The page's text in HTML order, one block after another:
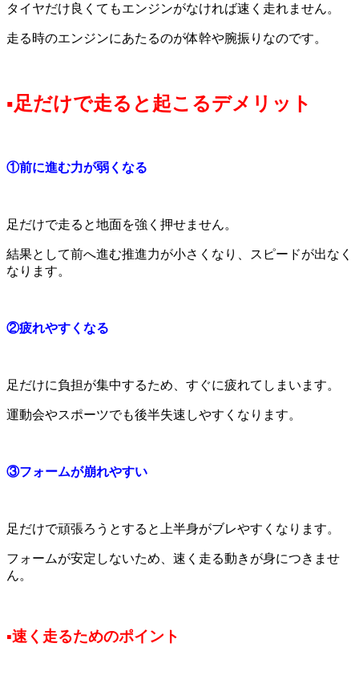
タイヤだけ良くてもエンジンがなければ速く走れません。
走る時のエンジンにあたるのが体幹や腕振りなのです。
▪足だけで走ると起こるデメリット
①前に進む力が弱くなる
足だけで走ると地面を強く押せません。
結果として前へ進む推進力が小さくなり、スピードが出なく
なります。
②疲れやすくなる
足だけに負担が集中するため、すぐに疲れてしまいます。
運動会やスポーツでも後半失速しやすくなります。
③フォームが崩れやすい
足だけで頑張ろうとすると上半身がブレやすくなります。
フォームが安定しないため、速く走る動きが身につきませ
ん。
▪速く走るためのポイント